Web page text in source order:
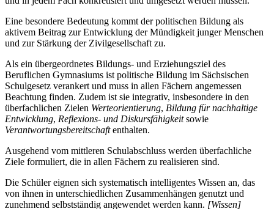
Eine besondere Bedeutung kommt der politischen Bildung als
aktivem Beitrag zur Entwicklung der Mündigkeit junger Menschen
und zur Stärkung der Zivilgesellschaft zu.
Als ein übergeordnetes Bildungs- und Erziehungsziel des
Beruflichen Gymnasiums ist politische Bildung im Sächsischen
Schulgesetz verankert und muss in allen Fächern angemessen
Beachtung finden. Zudem ist sie integrativ, insbesondere in den
überfachlichen Zielen Werteorientierung, Bildung für nachhaltige
Entwicklung, Reflexions- und Diskursfähigkeitsowie
Verantwortungsbereitschaftenthalten.
Ausgehend vom mittleren Schulabschluss werden überfachliche
Ziele formuliert, die in allen Fächern zu realisieren sind.
Die Schüler eignen sich systematisch intelligentes Wissen an, das
von ihnen in unterschiedlichen Zusammenhängen genutzt und
zunehmend selbstständig angewendet werden kann. [Wissen]